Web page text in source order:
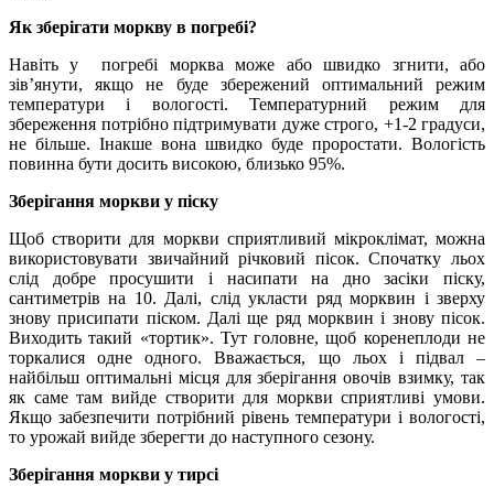
Як зберігати моркву в погребі?
Навіть у погребі морква може або швидко згнити, або
зів’янути, якщо не буде збережений оптимальний режим
температури і вологості. Температурний режим для
збереження потрібно підтримувати дуже строго, +1-2 градуси,
не більше. Інакше вона швидко буде проростати. Вологість
повинна бути досить високою, близько 95%.
Зберігання моркви у піску
Щоб створити для моркви сприятливий мікроклімат, можна
використовувати звичайний річковий пісок. Спочатку льох
слід добре просушити і насипати на дно засіки піску,
сантиметрів на 10. Далі, слід укласти ряд морквин і зверху
знову присипати піском. Далі ще ряд морквин і знову пісок.
Виходить такий «тортик». Тут головне, щоб коренеплоди не
торкалися одне одного. Вважається, що льох і підвал –
найбільш оптимальні місця для зберігання овочів взимку, так
як саме там вийде створити для моркви сприятливі умови.
Якщо забезпечити потрібний рівень температури і вологості,
то урожай вийде зберегти до наступного сезону.
Зберігання моркви у тирсі